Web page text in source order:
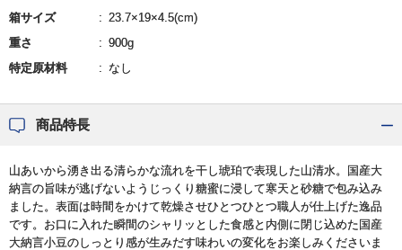
箱サイズ
23.7×19×4.5(cm)
重さ
900g
特定原材料
なし
商品特長
山あいから湧き出る清らかな流れを干し琥珀で表現した山清水。国産大
納言の旨味が逃げないようじっくり糖蜜に浸して寒天と砂糖で包み込み
ました。表面は時間をかけて乾燥させひとつひとつ職人が仕上げた逸品
です。お口に入れた瞬間のシャリッとした食感と内側に閉じ込めた国産
大納言小豆のしっとり感が生みだす味わいの変化をお楽しみくださいま